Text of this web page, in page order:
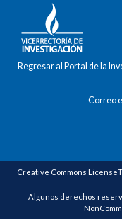
Regresar al Portal de la
Correo
Creative Commons
Algunos derechos